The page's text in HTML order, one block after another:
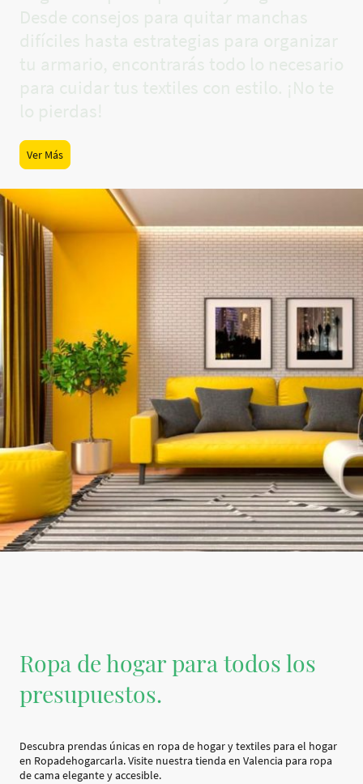
Ver Más
Ropa de hogar para todos los
presupuestos.
Descubra prendas únicas en ropa de hogar y textiles para el hogar
en Ropadehogarcarla. Visite nuestra tienda en Valencia para ropa
de cama elegante y accesible.